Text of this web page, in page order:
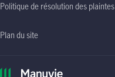
Politique de résolution des plaintes
Plan du site